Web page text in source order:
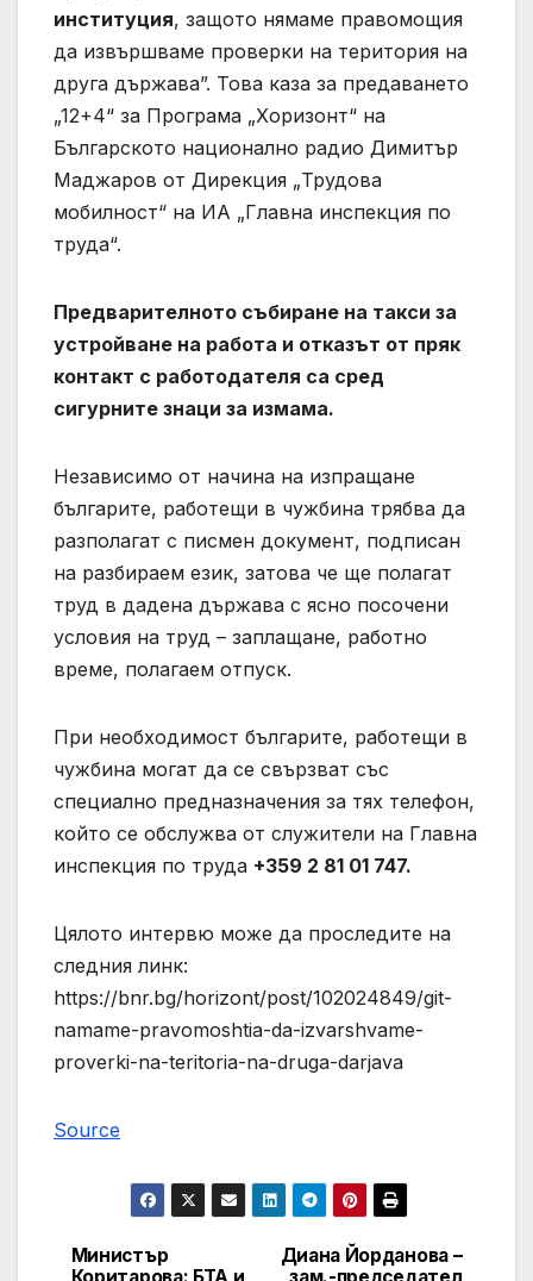
институция, защото нямаме правомощия
да извършваме проверки на територия на
друга държава”. Това каза за предаването
„12+4“ за Програма „Хоризонт“ на
Българското национално радио Димитър
Маджаров от Дирекция „Трудова
мобилност“ на ИА „Главна инспекция по
труда“.
Предварителното събиране на такси за
устройване на работа и отказът от пряк
контакт с работодателя са сред
сигурните знаци за измама.
Независимо от начина на изпращане
българите, работещи в чужбина трябва да
разполагат с писмен документ, подписан
на разбираем език, затова че ще полагат
труд в дадена държава с ясно посочени
условия на труд – заплащане, работно
време, полагаем отпуск.
При необходимост българите, работещи в
чужбина могат да се свързват със
специално предназначения за тях телефон,
който се обслужва от служители на Главна
инспекция по труда +359 2 81 01 747.
Цялото интервю може да проследите на
следния линк:
https://bnr.bg/horizont/post/102024849/git-
namame-pravomoshtia-da-izvarshvame-
proverki-na-teritoria-na-druga-darjava
Source
Post
Диана Йорданова –
Министър